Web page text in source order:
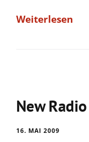
Weiterlesen
New
16. MAI 2009